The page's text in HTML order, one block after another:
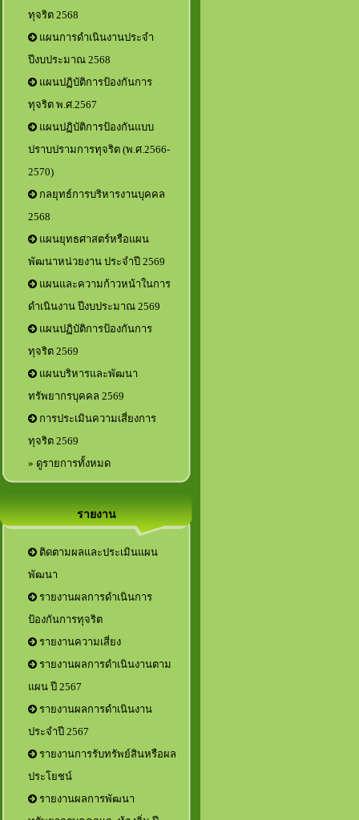
ทุจริต 2568
แผนการดำเนินงานประจำ
ปีงบประมาณ 2568
แผนปฏิบัติการป้องกันการ
ทุจริต พ.ศ.2567
แผนปฏิบัติการป้องกันแบบ
ปราบปรามการทุจริต (พ.ศ.2566-
2570)
กลยุทธ์การบริหารงานบุคคล
2568
แผนยุทธศาสตร์หรือแผน
พัฒนาหน่วยงาน ประจำปี 2569
แผนและความก้าวหน้าในการ
ดำเนินงาน ปีงบประมาณ 2569
แผนปฏิบัติการป้องกันการ
ทุจริต 2569
แผนบริหารและพัฒนา
ทรัพยากรบุคคล 2569
การประเมินความเสี่ยงการ
ทุจริต 2569
» ดูรายการทั้งหมด
รายงาน
ติดตามผลและประเมินแผน
พัฒนา
รายงานผลการดำเนินการ
ป้องกันการทุจริต
รายงานความเสี่ยง
รายงานผลการดำเนินงานตาม
แผน ปี 2567
รายงานผลการดำเนินงาน
ประจำปี 2567
รายงานการรับทรัพย์สินหรือผล
ประโยชน์
รายงานผลการพัฒนา